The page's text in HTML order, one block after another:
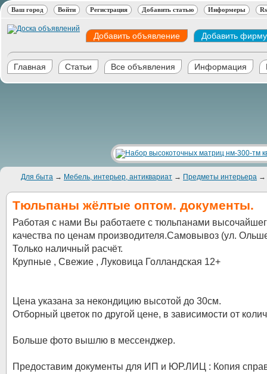
Ваш город Войти Регистрация Добавить статью Информеры
Добавить объявление Добавить фирму
Главная Статьи Все объявления Информация
Для быта → Мебель, интерьер, антиквариат → Предметы интерьера →
Тюльпаны жёлтые оптом. документы.
Работая с нами Вы работаете с тюльпанами
качества по ценам производителя.Самовывоз (ул.
Только наличный расчёт.
Крупные , Свежие , Луковица Голландская 12+
Цена указана за некондицию высотой до 30см.
Отборный цветок по другой цене, в зависимости от
Больше фото вышлю в мессенджер.
Предоставим документы для ИП и ЮР.ЛИЦ : Копия